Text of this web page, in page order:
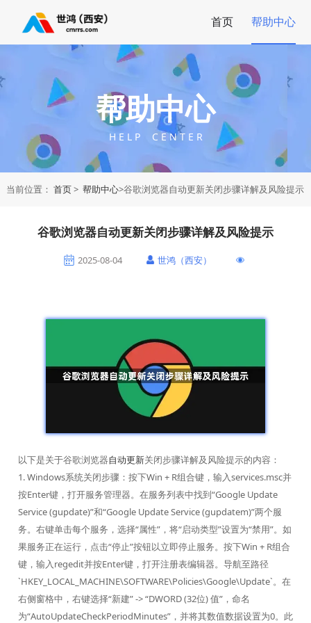
首页 帮助中心
帮助中心
H E L P C E N T E R
当前位置： 首页> 帮助中心>谷歌浏览器自动更新关闭步骤详解及风险提示
谷歌浏览器自动更新关闭步骤详解及风险提示
2025-08-04 世鸿（西安）
以下是关于谷歌浏览器自动更新关闭步骤详解及风险提示的内容：
1. Windows系统关闭步骤：按下Win + R组合键，输入services.msc并
按Enter键，打开服务管理器。在服务列表中找到“Google Update
Service (gupdate)”和“Google Update Service (gupdatem)”两个服
务。右键单击每个服务，选择“属性”，将“启动类型”设置为“禁用”。如
果服务正在运行，点击“停止”按钮以立即停止服务。按下Win + R组合
键，输入regedit并按Enter键，打开注册表编辑器。导航至路径
`HKEY_LOCAL_MACHINE\SOFTWARE\Policies\Google\Update`。在
右侧窗格中，右键选择“新建” -> “DWORD (32位) 值”，命名
为“AutoUpdateCheckPeriodMinutes”，并将其数值数据设置为0。此